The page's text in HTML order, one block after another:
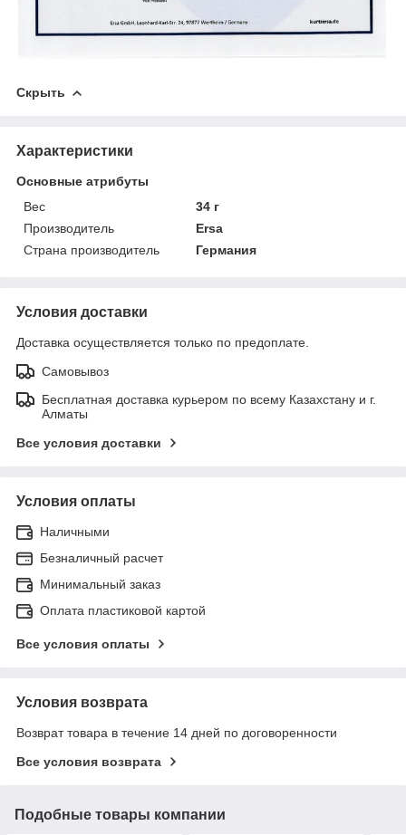
Скрыть
Характеристики
Основные атрибуты
Вес
34 г
Производитель
Ersa
Страна производитель
Германия
Условия доставки
Доставка осуществляется только по предоплате.
Самовывоз
Бесплатная доставка курьером по всему Казахстану и г.
Алматы
Все условия доставки
Условия оплаты
Наличными
Безналичный расчет
Минимальный заказ
Оплата пластиковой картой
Все условия оплаты
Условия возврата
Возврат товара в течение 14 дней по договоренности
Все условия возврата
Подобные товары компании